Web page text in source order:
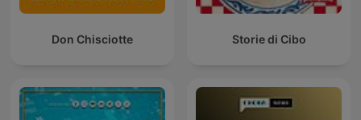
Don Chisciotte Storie di Cibo